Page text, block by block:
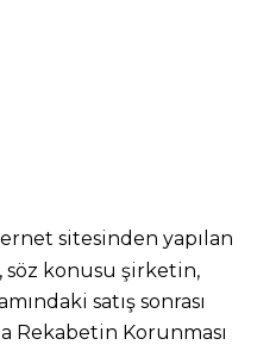
sitesinden yapılan
söz konusu şirketin,
satış sonrası
Rekabetin Korunması